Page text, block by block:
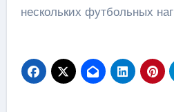
нескольких футбольных